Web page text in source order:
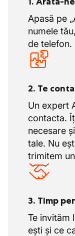
colegi noi
noastre și
nostru!
Apasă pe
numele
de telefon.
2. Te
Un expert
contacta.
necesare
tale. Nu
trimitem
3. Timp
Te invităm
ești și ce